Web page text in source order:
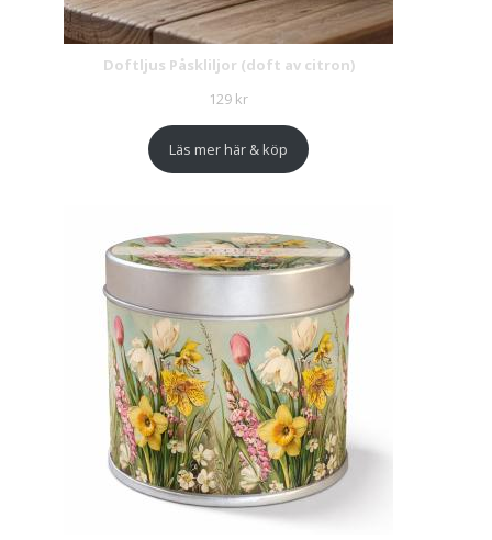
Doftljus Påskliljor (doft av citron)
129 kr
Läs mer här & köp